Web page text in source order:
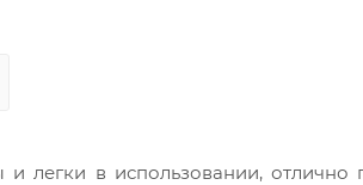
легки в использовании, отлично